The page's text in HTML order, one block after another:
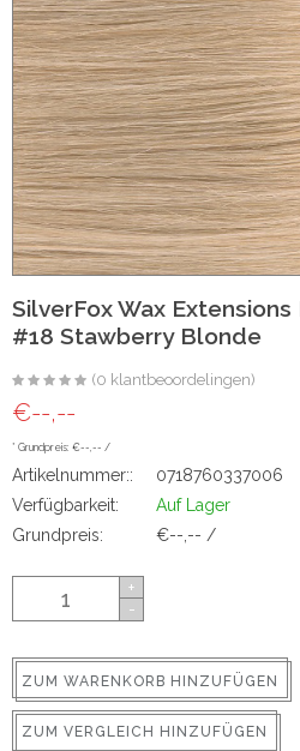
made
20 inch | Luxe & Natuurlijk Volume
Wave
SilverFox Wax
#18 Stawberry Blonde
(0 klantbeoordelingen)
€--,--
* Grundpreis: €--,-- /
Artikelnummer::
0718760337006
Verfügbarkeit:
Auf Lager
Grundpreis:
€--,-- /
+
-
ZUM WARENKORB HINZUFÜGEN
ZUM VERGLEICH HINZUFÜGEN